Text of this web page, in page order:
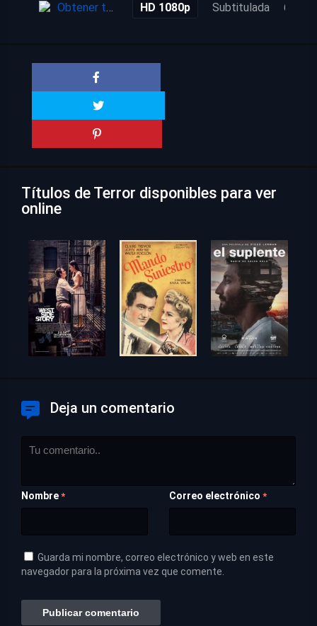
Obtener torrent HD 1080p Subtitulada 6
Títulos de Terror disponibles para ver
online
Deja un comentario
Nombre * Correo electrónico *
Guarda mi nombre, correo electrónico y web en este
navegador para la próxima vez que comente.